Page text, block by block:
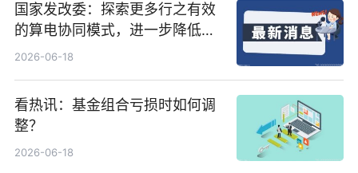
国家发改委：探索更多行之有效
的算电协同模式，进一步降低网
络传输时延_最资讯
2026-06-18
看热讯：基金组合亏损时如何调
整？
2026-06-18